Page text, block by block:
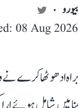
08 Aug
ادھو ٹھاکرے نے